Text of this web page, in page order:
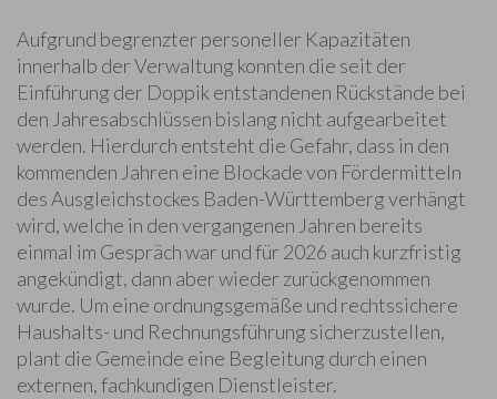
Aufgrund begrenzter personeller Kapazitäten
innerhalb der Verwaltung konnten die seit der
Einführung der Doppik entstandenen Rückstände bei
den Jahresabschlüssen bislang nicht aufgearbeitet
werden. Hierdurch entsteht die Gefahr, dass in den
kommenden Jahren eine Blockade von Fördermitteln
des Ausgleichstockes Baden-Württemberg verhängt
wird, welche in den vergangenen Jahren bereits
einmal im Gespräch war und für 2026 auch kurzfristig
angekündigt, dann aber wieder zurückgenommen
wurde. Um eine ordnungsgemäße und rechtssichere
Haushalts- und Rechnungsführung sicherzustellen,
plant die Gemeinde eine Begleitung durch einen
externen, fachkundigen Dienstleister.